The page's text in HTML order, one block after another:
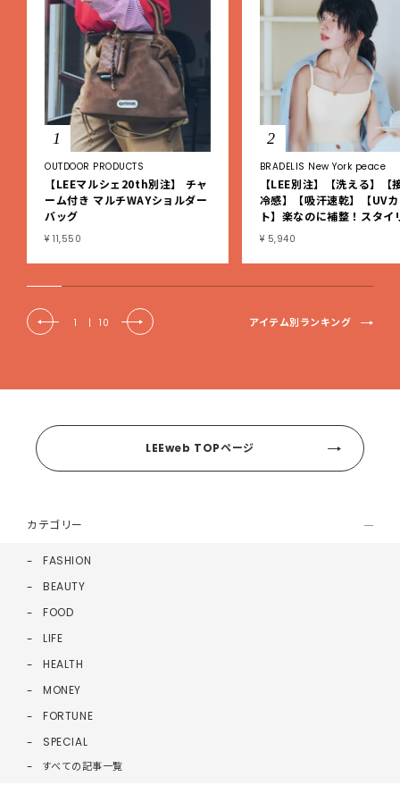
1
OUTDOOR PRODUCTS
【LEEマルシェ20th別注】 チャ
ーム付き マルチWAYショルダー
バッグ
¥ 11,550
2
BRADELIS New York peace
【LEE別注】【洗える】【
冷感】【吸汗速乾】【UV
ト】楽なのに補整！スタイ
シュ綿混ブラキャミ
¥ 5,940
1 | 10 アイテム別ランキング
LEEweb TOPページ
カテゴリー
FASHION
BEAUTY
FOOD
LIFE
HEALTH
MONEY
FORTUNE
SPECIAL
すべての記事一覧